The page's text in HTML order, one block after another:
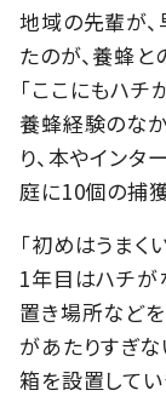
地域の先輩が
たのが、養蜂と
「ここにもハチ
養蜂経験のな
り、本やインタ
庭に10個の捕
「初めはうまく
1年目はハチが
置き場所などを
があたりすぎ
箱を設置してい